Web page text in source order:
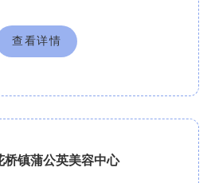
查看详情
桥镇蒲公英美容中心